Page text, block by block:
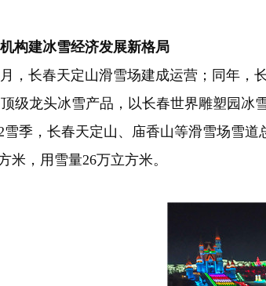
构建冰雪经济发展新格局
长春天定山滑雪场建成运营；同年，
级龙头冰雪产品，以长春世界雕塑园冰
季，长春天定山、庙香山等滑雪场雪道
米，用雪量26万立方米。